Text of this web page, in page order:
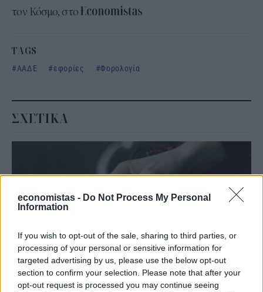
economistas - Do Not Process My Personal
Information
If you wish to opt-out of the sale, sharing to third parties, or
processing of your personal or sensitive information for
targeted advertising by us, please use the below opt-out
section to confirm your selection. Please note that after your
opt-out request is processed you may continue seeing
τον Κόσμο, στο
TAGS
ΑΑΔΕ
εφορίες Φορολογία
ΣΧΕΤΙΚΑ
ΟΙΚΟΝΟΜΙΑ